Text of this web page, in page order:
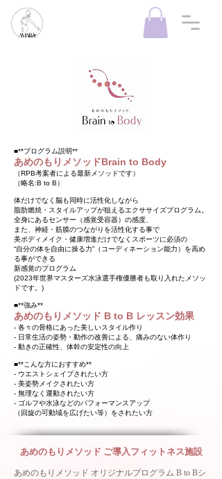
■**プログラム説明**
あめのもりメソッドBrain to Body
（RPB考案者による最新メソッドです）
（略名:B to B）
​体だけでなく脳も同時に活性化しながら
脂肪燃焼・スタイルアップが狙えるエクササイズプログラム。
全身にあるセンサー（感覚受容器）の感度、
また、神経・筋膜のつながりを活性化する事で
美ボディメイク・健康増進だけでなく スポーツに必須の
“自分の体を自由に操る力”（コーディネーション能力）を高め
る事ができる
新感覚のプログラム​
(2023年世界マスターズ水泳選手権優勝者も取り入れたメソッ
ドです。)​​
■**強み**
あめのもりメソッド B to B レッスン効果
- 各々の骨格にあった美しいスタイル作り
- 日常生活の姿勢・動作の改善による、痛みのない体作り
- 動きの正確性、体幹の安定性の向上​
■**こんな方におすすめ**
- ウエストシェイプされたい方
- 美姿勢メイクされたい方
- 無理なく運動されたい方
- ゴルフや水泳などのパフォーマンスアップ
（回旋の可動域を広げたい等）をされたい方
あめのもりメソッド ご導入フィットネス施設
あめのもりメソッド オリジナルプログラム B to Bシ